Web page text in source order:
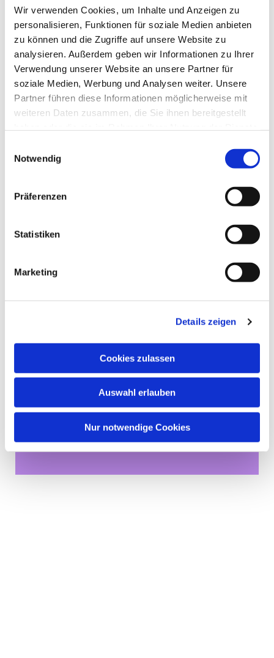
Wir verwenden Cookies, um Inhalte und Anzeigen zu
personalisieren, Funktionen für soziale Medien anbieten
zu können und die Zugriffe auf unsere Website zu
analysieren. Außerdem geben wir Informationen zu Ihrer
Verwendung unserer Website an unsere Partner für
soziale Medien, Werbung und Analysen weiter. Unsere
Partner führen diese Informationen möglicherweise mit
weiteren Daten zusammen, die Sie ihnen bereitgestellt
Notwendig
Präferenzen
Statistiken
Marketing
Details zeigen
Cookies zulassen
Auswahl erlauben
Nur notwendige Cookies
betreibt in Detmold seine kleine Musikschule
„Wahrens Musikhaus“. Sein kirchliches
Engagement führte ihn zu verschiedenen
Klöstern, wo er als Dozent und Leiter
Workshops betreibt: U.a. in Coesfeld, Loccum,
Möllenbeck, Burg Sternberg oder Burg
Blankenheim.
Dies könnte Sie auch
interessieren